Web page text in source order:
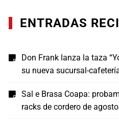
ENTRADAS
Don Frank lanza la taza
su nueva sucursal-
Sal e Brasa Coapa:
racks de cordero de agosto